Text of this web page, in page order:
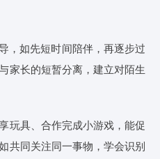
，如先短时间陪伴，再逐步过
家长的短暂分离，建立对陌生
玩具、合作完成小游戏，能促
共同关注同一事物，学会识别